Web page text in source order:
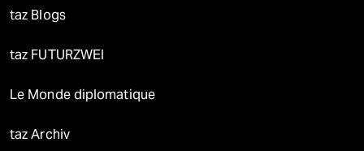
taz Blogs
taz FUTURZWEI
Le Monde diplomatique
taz Archiv